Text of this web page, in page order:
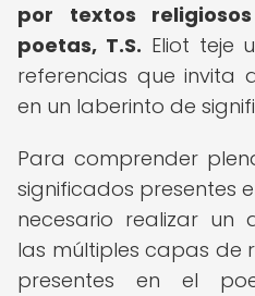
por textos
poetas, T.S. Eliot teje
referencias que invita
en un laberinto de
Para comprender
significados presentes
necesario realizar un
las múltiples capas de
presentes en el